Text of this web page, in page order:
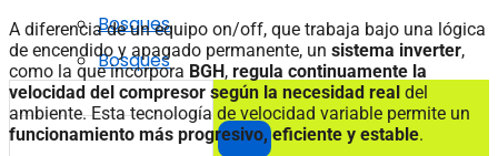
Bosques
Bosques
A diferencia de un equipo on/off, que trabaja bajo una lógica
de encendido y apagado permanente, un sistema inverter,
como la que incorpora BGH, regula continuamente la
velocidad del compresor según la necesidad real del
ambiente. Esta tecnología de velocidad variable permite un
funcionamiento más progresivo, eficiente y estable.